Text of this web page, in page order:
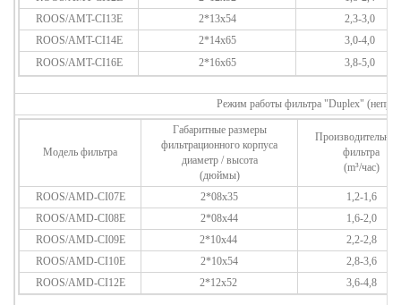
ROOS/AMT-CI13E
2*13x54
2,3-3,0
ROOS/AMT-CI14E
2*14x65
3,0-4,0
ROOS/AMT-CI16E
2*16x65 3,8-5,0
Режим работы фильтра "Duplex"
Модель фильтра
Габаритные размеры
фильтрационного корпуса
диаметр / высота
(дюймы)
фильтра
(m³/час)
ROOS/AMD-CI07E 2*08x35
1,2-1,6
ROOS/AMD-CI08E
2*08x44
1,6-2,0
ROOS/AMD-CI09E
2*10x44
2,2-2,8
ROOS/AMD-CI10E
2*10x54
2,8-3,6
ROOS/AMD-CI12E
2*12x52 3,6-4,8